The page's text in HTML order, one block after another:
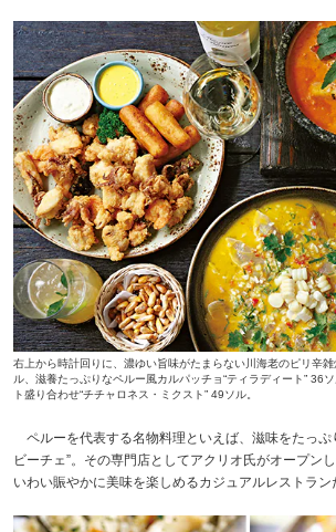
右上から時計回りに、濃ゆい旨味がたまらない川海老のピリ辛雑
ル、滋養たっぷりなペルー風カルパッチョ“ティラディート” 36
ト盛り合わせ“チチャロネス・ミクスト” 49ソル。
ペルーを代表する名物料理といえば、滋味をたっぷ
ビーチェ”。その専門店としてアクリオ氏がオープン
いわい賑やかに美味を楽しめるカジュアルレストラン